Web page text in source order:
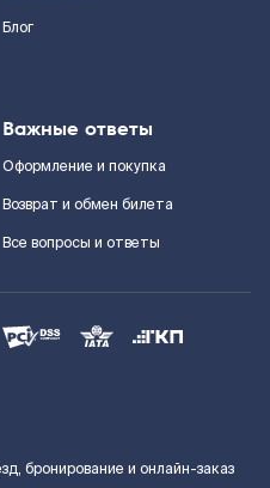
Блог
Важные ответы
Оформление и покупка
Возврат и обмен билета
Все вопросы и ответы
бронирование и онлайн-заказ